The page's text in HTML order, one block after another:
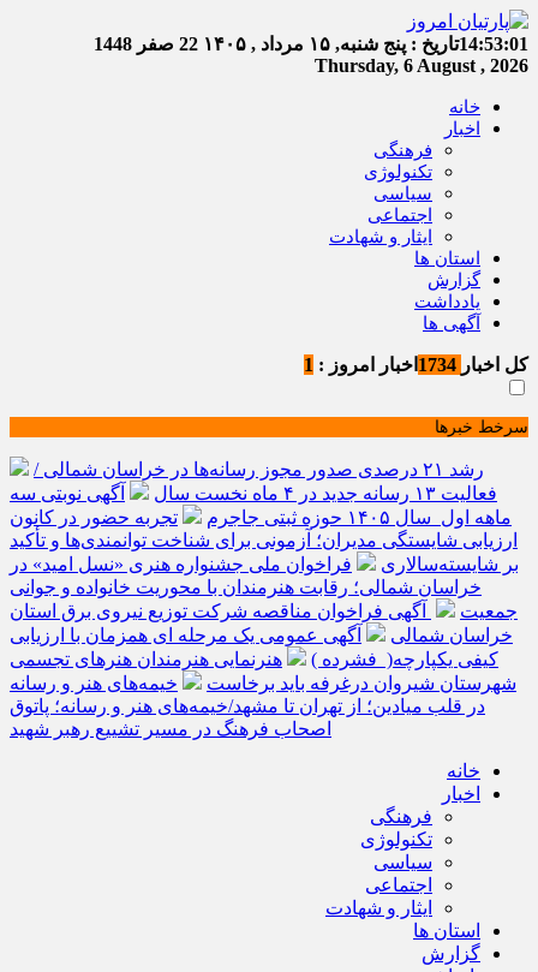
14:53:02تاریخ : پنج شنبه, ۱۵ مرداد , ۱۴۰۵
22 صفر 1448
Thursday, 6 August , 2026
خانه
اخبار
فرهنگی
تکنولوژی
سیاسی
اجتماعی
ایثار و شهادت
استان ها
گزارش
یادداشت
آگهی ها
کل اخبار اخبار امروز : 1
سرخط خبرها
رشد ۲۱ درصدی صدور مجوز رسانه‌ها در خراسان شمالی /
فعالیت ۱۳ رسانه جدید در ۴ ماه نخست سال
آگهی نوبتی سه
ماهه اول سال ۱۴۰۵ حوزه ثبتی جاجرم
تجربه حضور در کانون
ارزیابی شایستگی مدیران؛ آزمونی برای شناخت توانمندی‌ها و تأکید
بر شایسته‌سالاری
فراخوان ملی جشنواره هنری «نسل امید» در
خراسان شمالی؛ رقابت هنرمندان با محوریت خانواده و جوانی
جمعیت
آگهی فراخوان مناقصه شرکت توزیع نیروی برق استان
خراسان شمالی
آگهی عمومی یک مرحله ای همزمان با ارزیابی
کیفی یکپارچه( فشرده )
هنرنمایی هنرمندان هنرهای تجسمی
شهرستان شیروان درغرفه باید برخاست
خیمه‌های هنر و رسانه
در قلب میادین؛ از تهران تا مشهد/خیمه‌های هنر و رسانه؛ پاتوق
اصحاب فرهنگ در مسیر تشییع رهبر شهید
خانه
اخبار
فرهنگی
تکنولوژی
سیاسی
اجتماعی
ایثار و شهادت
استان ها
گزارش